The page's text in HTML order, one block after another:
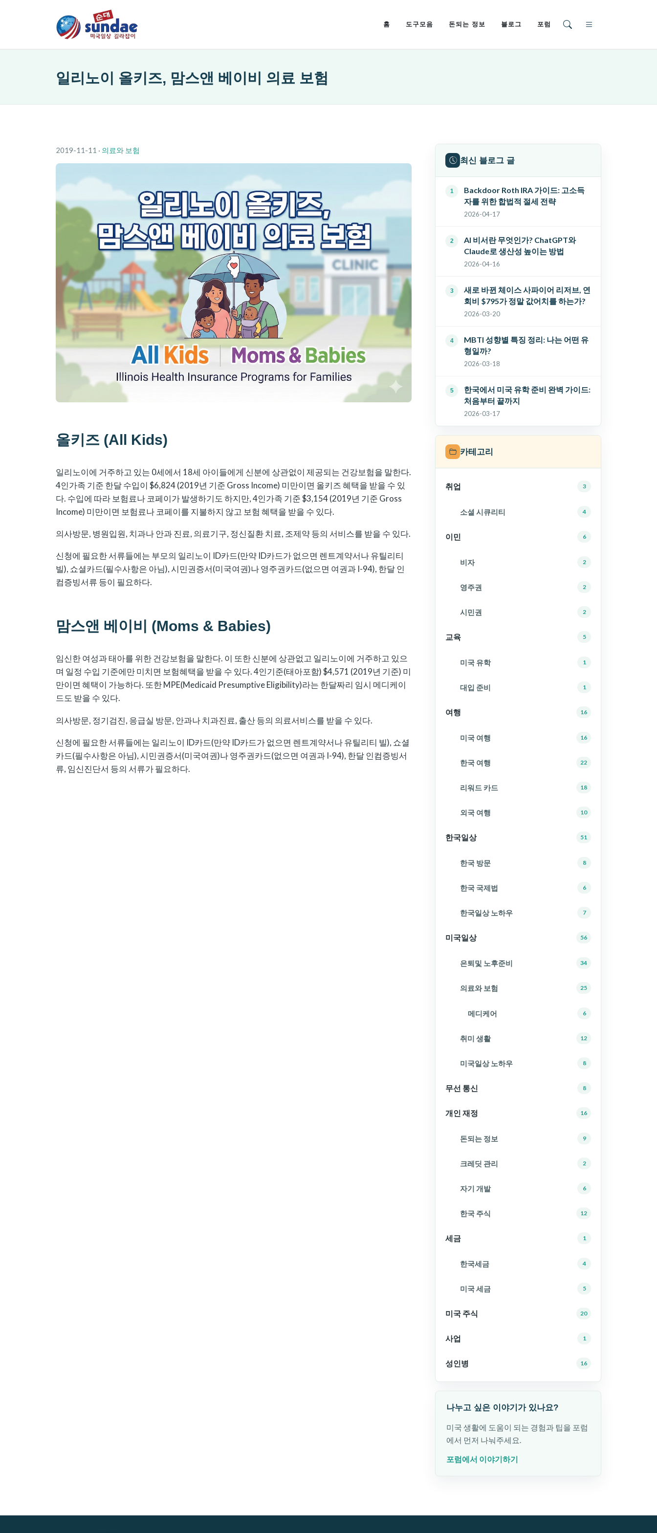
홈 도구모음 돈되는 정보 블로그 포럼
일리노이 올키즈, 맘스앤 베이비 의료 보험
2019-11-11 · 의료와 보험
올키즈 (All Kids)
일리노이에 거주하고 있는 0세에서 18세 아이들에게 신분에 상관없이 제공되는 건강보험을 말한다.
4인가족 기준 한달 수입이 $6,824 (2019년 기준 Gross Income) 미만이면 올키즈 혜택을 받을 수 있
다. 수입에 따라 보험료나 코페이가 발생하기도 하지만, 4인가족 기준 $3,154 (2019년 기준 Gross
Income) 미만이면 보험료나 코페이를 지불하지 않고 보험 혜택을 받을 수 있다.
의사방문, 병원입원, 치과나 안과 진료, 의료기구, 정신질환 치료, 조제약 등의 서비스를 받을 수 있다.
신청에 필요한 서류들에는 부모의 일리노이 ID카드(만약 ID카드가 없으면 렌트계약서나 유틸리티
빌), 쇼셜카드(필수사항은 아님), 시민권증서(미국여권)나 영주권카드(없으면 여권과 I-94), 한달 인
컴증빙서류 등이 필요하다.
맘스앤 베이비 (Moms & Babies)
임신한 여성과 태아를 위한 건강보험을 말한다. 이 또한 신분에 상관없고 일리노이에 거주하고 있으
며 일정 수입 기준에만 미치면 보험혜택을 받을 수 있다. 4인기준(태아포함) $4,571 (2019년 기준) 미
만이면 혜택이 가능하다. 또한 MPE(Medicaid Presumptive Eligibility)라는 한달짜리 임시 메디케이
드도 받을 수 있다.
의사방문, 정기검진, 응급실 방문, 안과나 치과진료, 출산 등의 의료서비스를 받을 수 있다.
신청에 필요한 서류들에는 일리노이 ID카드(만약 ID카드가 없으면 렌트계약서나 유틸리티 빌), 쇼셜
카드(필수사항은 아님), 시민권증서(미국여권)나 영주권카드(없으면 여권과 I-94), 한달 인컴증빙서
류, 임신진단서 등의 서류가 필요하다.
최신 블로그 글
Backdoor Roth IRA 가이드: 고소득
자를 위한 합법적 절세 전략
2026-04-17
AI 비서란 무엇인가? ChatGPT와
Claude로 생산성 높이는 방법
2026-04-16
새로 바뀐 체이스 사파이어 리저브, 연
회비 $795가 정말 값어치를 하는가?
2026-03-20
MBTI 성향별 특징 정리: 나는 어떤 유
형일까?
2026-03-18
한국에서 미국 유학 준비 완벽 가이드:
처음부터 끝까지
2026-03-17
카테고리
취업 3
소셜 시큐리티 4
이민 6
비자 2
영주권 2
시민권 2
교육 5
미국 유학 1
대입 준비 1
여행 16
미국 여행 16
한국 여행 22
리워드 카드 18
외국 여행 10
한국일상 51
한국 방문 8
한국 국제법 6
한국일상 노하우 7
미국일상 56
은퇴및 노후준비 34
의료와 보험 25
메디케어 6
취미 생활 12
미국일상 노하우 8
무선 통신 8
개인 재정 16
돈되는 정보 9
크레딧 관리 2
자기 개발 6
한국 주식 12
세금 1
한국세금 4
미국 세금 5
미국 주식 20
사업 1
성인병 16
나누고 싶은 이야기가 있나요?
미국 생활에 도움이 되는 경험과 팁을 포럼
에서 먼저 나눠주세요.
포럼에서 이야기하기